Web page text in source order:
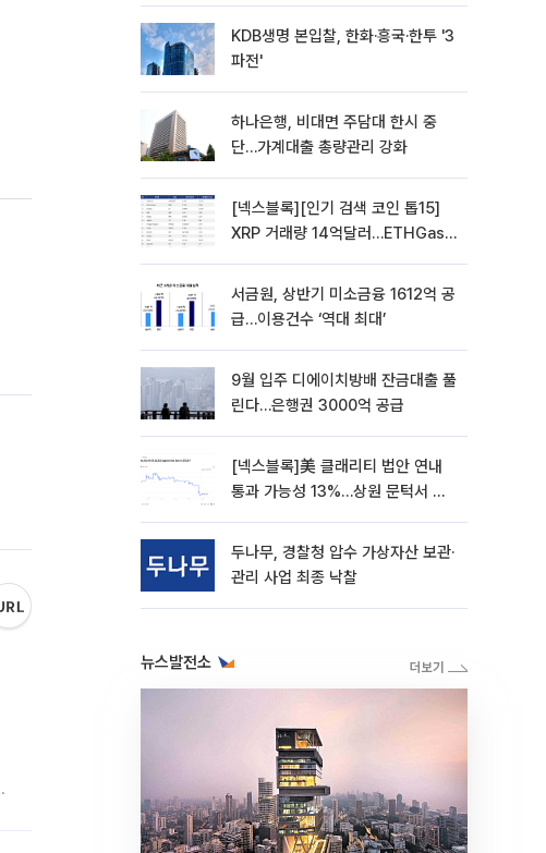
KDB생명 본입찰, 한화·흥국·한투 '3
파전'
하나은행, 비대면 주담대 한시 중
단…가계대출 총량관리 강화
[넥스블록][인기 검색 코인 톱15]
XRP 거래량 14억달러…ETHGas
서금원, 상반기 미소금융 1612억 공
급…이용건수 ‘역대 최대’
9월 입주 디에이치방배 잔금대출 풀
린다…은행권 3000억 공급
[넥스블록]美 클래리티 법안 연내
통과 가능성 13%…상원 문턱서 제
두나무, 경찰청 압수 가상자산 보관·
관리 사업 최종 낙찰
뉴스발전소